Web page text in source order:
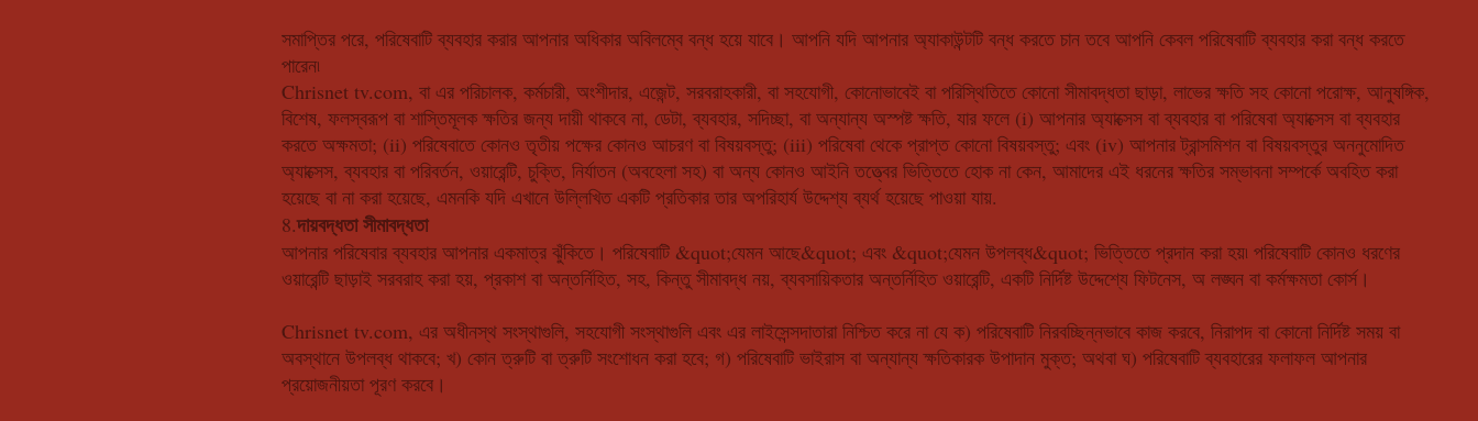
সমাপ্তির পরে, পরিষেবাটি ব্যবহার করার আপনার অধিকার অবিলম্বে বন্ধ হয়ে যাবে। আপনি যদি আপনার অ্যাকাউন্টটি বন্ধ করতে চান তবে আপনি কেবল পরিষেবাটি ব্যবহার করা বন্ধ করতে
পারেন৷
Chrisnet tv.com, বা এর পরিচালক, কর্মচারী, অংশীদার, এজেন্ট, সরবরাহকারী, বা সহযোগী, কোনোভাবেই বা পরিস্থিতিতে কোনো সীমাবদ্ধতা ছাড়া, লাভের ক্ষতি সহ কোনো পরোক্ষ, আনুষঙ্গিক,
বিশেষ, ফলস্বরূপ বা শাস্তিমূলক ক্ষতির জন্য দায়ী থাকবে না, ডেটা, ব্যবহার, সদিচ্ছা, বা অন্যান্য অস্পষ্ট ক্ষতি, যার ফলে (i) আপনার অ্যাক্সেস বা ব্যবহার বা পরিষেবা অ্যাক্সেস বা ব্যবহার
করতে অক্ষমতা; (ii) পরিষেবাতে কোনও তৃতীয় পক্ষের কোনও আচরণ বা বিষয়বস্তু; (iii) পরিষেবা থেকে প্রাপ্ত কোনো বিষয়বস্তু; এবং (iv) আপনার ট্রান্সমিশন বা বিষয়বস্তুর অননুমোদিত
অ্যাক্সেস, ব্যবহার বা পরিবর্তন, ওয়ারেন্টি, চুক্তি, নির্যাতন (অবহেলা সহ) বা অন্য কোনও আইনি তত্ত্বের ভিত্তিতে হোক না কেন, আমাদের এই ধরনের ক্ষতির সম্ভাবনা সম্পর্কে অবহিত করা
হয়েছে বা না করা হয়েছে, এমনকি যদি এখানে উল্লিখিত একটি প্রতিকার তার অপরিহার্য উদ্দেশ্য ব্যর্থ হয়েছে পাওয়া যায়.
8.দায়বদ্ধতা সীমাবদ্ধতা
আপনার পরিষেবার ব্যবহার আপনার একমাত্র ঝুঁকিতে। পরিষেবাটি &quot;যেমন আছে&quot; এবং &quot;যেমন উপলব্ধ&quot; ভিত্তিতে প্রদান করা হয়৷ পরিষেবাটি কোনও ধরণের
ওয়ারেন্টি ছাড়াই সরবরাহ করা হয়, প্রকাশ বা অন্তর্নিহিত, সহ, কিন্তু সীমাবদ্ধ নয়, ব্যবসায়িকতার অন্তর্নিহিত ওয়ারেন্টি, একটি নির্দিষ্ট উদ্দেশ্যে ফিটনেস, অ লঙ্ঘন বা কর্মক্ষমতা কোর্স।
Chrisnet tv.com, এর অধীনস্থ সংস্থাগুলি, সহযোগী সংস্থাগুলি এবং এর লাইসেন্সদাতারা নিশ্চিত করে না যে ক) পরিষেবাটি নিরবচ্ছিন্নভাবে কাজ করবে, নিরাপদ বা কোনো নির্দিষ্ট সময় বা
অবস্থানে উপলব্ধ থাকবে; খ) কোন ত্রুটি বা ত্রুটি সংশোধন করা হবে; গ) পরিষেবাটি ভাইরাস বা অন্যান্য ক্ষতিকারক উপাদান মুক্ত; অথবা ঘ) পরিষেবাটি ব্যবহারের ফলাফল আপনার
প্রয়োজনীয়তা পূরণ করবে।